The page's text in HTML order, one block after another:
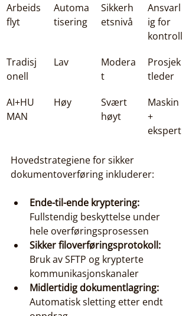
Arbeids
flyt
Automa
tisering
Sikkerh
etsnivå
Ansvarl
ig for
kontroll
Tradisj
onell
Lav
Modera
t
Prosjek
tleder
AI+HU
MAN
Høy
Svært
høyt
Maskin
+
ekspert
Hovedstrategiene for sikker
dokumentoverføring inkluderer:
Ende-til-ende kryptering:
Fullstendig beskyttelse under
hele overføringsprosessen
Sikker filoverføringsprotokoll:
Bruk av SFTP og krypterte
kommunikasjonskanaler
Midlertidig dokumentlagring:
Automatisk sletting etter endt